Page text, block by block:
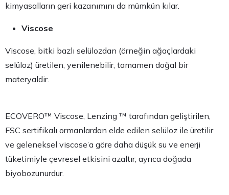
kimyasalların geri kazanımını da mümkün kılar.
Viscose
Viscose, bitki bazlı selülozdan (örneğin ağaçlardaki
selüloz) üretilen, yenilenebilir, tamamen doğal bir
materyaldir.
ECOVERO™ Viscose, Lenzing ™ tarafından geliştirilen,
FSC sertifikalı ormanlardan elde edilen selüloz ile üretilir
ve geleneksel viscose’a göre daha düşük su ve enerji
tüketimiyle çevresel etkisini azaltır; ayrıca doğada
biyobozunurdur.